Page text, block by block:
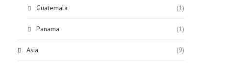
Guatemala (1)
Panama (1)
Asia (9)